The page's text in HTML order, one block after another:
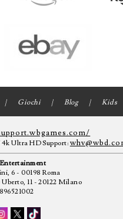
Giochi Blog Kids
Ultra HD Support:
6 - 00198 Roma
11 - 20122 Milano